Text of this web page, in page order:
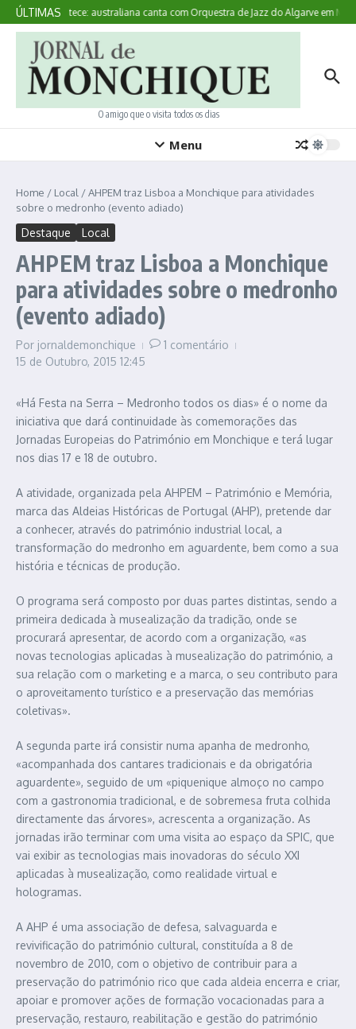
Ir para o conteúdo
ÚLTIMAS
Aqui Acontece: australiana canta com Orquestra de Jazz do Algarve em
O amigo que o visita todos os dias
Menu
Home / Local /AHPEM traz Lisboa a Monchique para atividades
sobre o medronho (evento adiado)
Destaque Local
AHPEM traz Lisboa a Monchique
para atividades sobre o medronho
(evento adiado)
Por jornaldemonchique
1 comentário
15 de Outubro, 2015 12:45
«Há Festa na Serra – Medronho todos os dias» é o nome da
iniciativa que dará continuidade às comemorações das
Jornadas Europeias do Património em Monchique e terá lugar
nos dias 17 e 18 de outubro.
A atividade, organizada pela AHPEM – Património e Memória,
marca das Aldeias Históricas de Portugal (AHP), pretende dar
a conhecer, através do património industrial local, a
transformação do medronho em aguardente, bem como a sua
história e técnicas de produção.
O programa será composto por duas partes distintas, sendo a
primeira dedicada à musealização da tradição, onde se
procurará apresentar, de acordo com a organização, «as
novas tecnologias aplicadas à musealização do património, a
sua relação com o marketing e a marca, o seu contributo para
o aproveitamento turístico e a preservação das memórias
coletivas».
A segunda parte irá consistir numa apanha de medronho,
«acompanhada dos cantares tradicionais e da obrigatória
aguardente», seguido de um «piquenique almoço no campo
com a gastronomia tradicional, e de sobremesa fruta colhida
directamente das árvores», acrescenta a organização. As
jornadas irão terminar com uma visita ao espaço da SPIC, que
vai exibir as tecnologias mais inovadoras do século XXI
aplicadas à musealização, como realidade virtual e
hologramas.
A AHP é uma associação de defesa, salvaguarda e
revivificação do património cultural, constituída a 8 de
novembro de 2010, com o objetivo de contribuir para a
preservação do património rico que cada aldeia encerra e criar,
apoiar e promover ações de formação vocacionadas para a
preservação, restauro, reabilitação e gestão do património